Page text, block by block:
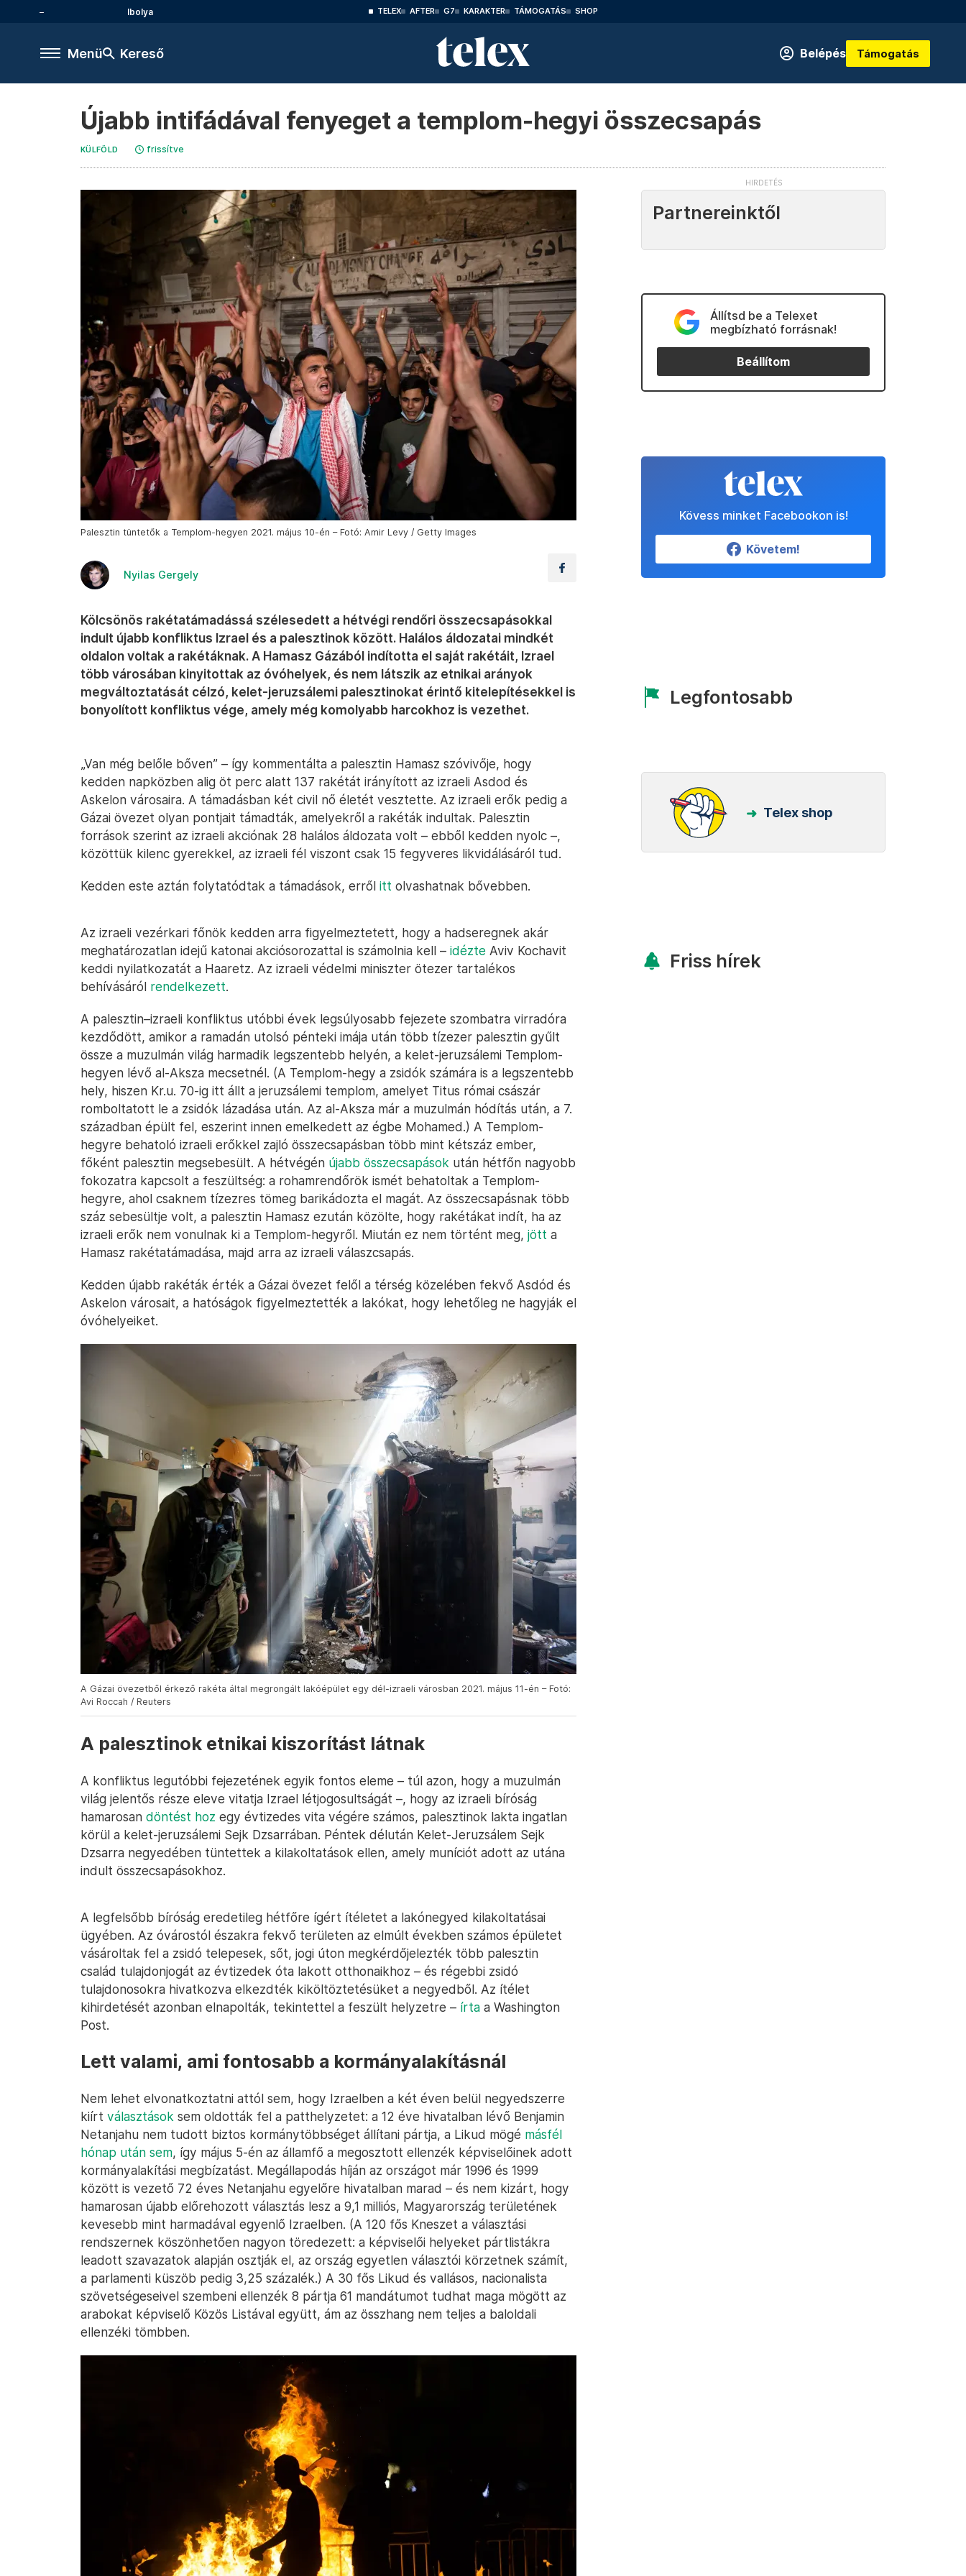
Ibolya TELEX AFTER G7 KARAKTER TÁMOGATÁS SHOP
Menü Kereső Belépés Támogatás
Újabb intifádával fenyeget a templom-hegyi összecsapás
KÜLFÖLD frissítve
Palesztin tüntetők a Templom-hegyen 2021. május 10-én – Fotó: Amir Levy / Getty Images
Nyilas Gergely
Kölcsönös rakétatámadássá szélesedett a hétvégi rendőri összecsapásokkal
indult újabb konfliktus Izrael és a palesztinok között. Halálos áldozatai mindkét
oldalon voltak a rakétáknak. A Hamasz Gázából indította el saját rakétáit, Izrael
több városában kinyitottak az óvóhelyek, és nem látszik az etnikai arányok
megváltoztatását célzó, kelet-jeruzsálemi palesztinokat érintő kitelepítésekkel is
bonyolított konfliktus vége, amely még komolyabb harcokhoz is vezethet.
„Van még belőle bőven” – így kommentálta a palesztin Hamasz szóvivője, hogy
kedden napközben alig öt perc alatt 137 rakétát irányított az izraeli Asdod és
Askelon városaira. A támadásban két civil nő életét vesztette. Az izraeli erők pedig a
Gázai övezet olyan pontjait támadták, amelyekről a rakéták indultak. Palesztin
források szerint az izraeli akciónak 28 halálos áldozata volt – ebből kedden nyolc –,
közöttük kilenc gyerekkel, az izraeli fél viszont csak 15 fegyveres likvidálásáról tud.
Kedden este aztán folytatódtak a támadások, erről itt olvashatnak bővebben.
Az izraeli vezérkari főnök kedden arra figyelmeztetett, hogy a hadseregnek akár
meghatározatlan idejű katonai akciósorozattal is számolnia kell – idézte Aviv Kochavit
keddi nyilatkozatát a Haaretz. Az izraeli védelmi miniszter ötezer tartalékos
behívásáról rendelkezett.
A palesztin–izraeli konfliktus utóbbi évek legsúlyosabb fejezete szombatra virradóra
kezdődött, amikor a ramadán utolsó pénteki imája után több tízezer palesztin gyűlt
össze a muzulmán világ harmadik legszentebb helyén, a kelet-jeruzsálemi Templom-
hegyen lévő al-Aksza mecsetnél. (A Templom-hegy a zsidók számára is a legszentebb
hely, hiszen Kr.u. 70-ig itt állt a jeruzsálemi templom, amelyet Titus római császár
romboltatott le a zsidók lázadása után. Az al-Aksza már a muzulmán hódítás után, a 7.
században épült fel, eszerint innen emelkedett az égbe Mohamed.) A Templom-
hegyre behatoló izraeli erőkkel zajló összecsapásban több mint kétszáz ember,
főként palesztin megsebesült. A hétvégén újabb összecsapások után hétfőn nagyobb
fokozatra kapcsolt a feszültség: a rohamrendőrök ismét behatoltak a Templom-
hegyre, ahol csaknem tízezres tömeg barikádozta el magát. Az összecsapásnak több
száz sebesültje volt, a palesztin Hamasz ezután közölte, hogy rakétákat indít, ha az
izraeli erők nem vonulnak ki a Templom-hegyről. Miután ez nem történt meg, jött a
Hamasz rakétatámadása, majd arra az izraeli válaszcsapás.
Kedden újabb rakéták érték a Gázai övezet felől a térség közelében fekvő Asdód és
Askelon városait, a hatóságok figyelmeztették a lakókat, hogy lehetőleg ne hagyják el
óvóhelyeiket.
A Gázai övezetből érkező rakéta által megrongált lakóépület egy dél-izraeli városban 2021. május 11-én – Fotó:
Avi Roccah / Reuters
A palesztinok etnikai kiszorítást látnak
A konfliktus legutóbbi fejezetének egyik fontos eleme – túl azon, hogy a muzulmán
világ jelentős része eleve vitatja Izrael létjogosultságát –, hogy az izraeli bíróság
hamarosan döntést hoz egy évtizedes vita végére számos, palesztinok lakta ingatlan
körül a kelet-jeruzsálemi Sejk Dzsarrában. Péntek délután Kelet-Jeruzsálem Sejk
Dzsarra negyedében tüntettek a kilakoltatások ellen, amely muníciót adott az utána
indult összecsapásokhoz.
A legfelsőbb bíróság eredetileg hétfőre ígért ítéletet a lakónegyed kilakoltatásai
ügyében. Az óvárostól északra fekvő területen az elmúlt években számos épületet
vásároltak fel a zsidó telepesek, sőt, jogi úton megkérdőjelezték több palesztin
család tulajdonjogát az évtizedek óta lakott otthonaikhoz – és régebbi zsidó
tulajdonosokra hivatkozva elkezdték kiköltöztetésüket a negyedből. Az ítélet
kihirdetését azonban elnapolták, tekintettel a feszült helyzetre – írta a Washington
Post.
Lett valami, ami fontosabb a kormányalakításnál
Nem lehet elvonatkoztatni attól sem, hogy Izraelben a két éven belül negyedszerre
kiírt választások sem oldották fel a patthelyzetet: a 12 éve hivatalban lévő Benjamin
Netanjahu nem tudott biztos kormánytöbbséget állítani pártja, a Likud mögé másfél
hónap után sem, így május 5-én az államfő a megosztott ellenzék képviselőinek adott
kormányalakítási megbízatást. Megállapodás híján az országot már 1996 és 1999
között is vezető 72 éves Netanjahu egyelőre hivatalban marad – és nem kizárt, hogy
hamarosan újabb előrehozott választás lesz a 9,1 milliós, Magyarország területének
kevesebb mint harmadával egyenlő Izraelben. (A 120 fős Kneszet a választási
rendszernek köszönhetően nagyon töredezett: a képviselői helyeket pártlistákra
leadott szavazatok alapján osztják el, az ország egyetlen választói körzetnek számít,
a parlamenti küszöb pedig 3,25 százalék.) A 30 fős Likud és vallásos, nacionalista
szövetségeseivel szembeni ellenzék 8 pártja 61 mandátumot tudhat maga mögött az
arabokat képviselő Közös Listával együtt, ám az összhang nem teljes a baloldali
ellenzéki tömbben.
Partnereinktől
Állítsd be a Telexet
megbízható forrásnak!
Beállítom
Kövess minket Facebookon is!
Követem!
Legfontosabb
Telex shop
Friss hírek